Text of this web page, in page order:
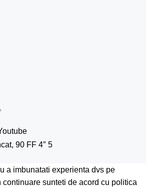
a imbunatati experienta dvs pe
sunteti de acord cu politica